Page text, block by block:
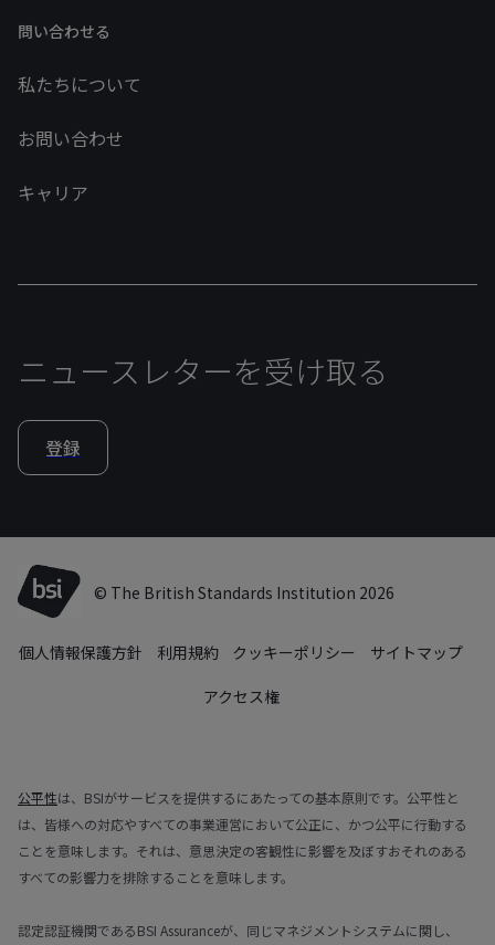
問い合わせる
私たちについて
お問い合わせ
キャリア
ニュースレターを受け取る
登録
© The British Standards Institution 2026
個人情報保護方針 利用規約 クッキーポリシー
サイトマップ
アクセス権
公平性は、BSIがサービスを提供するにあたっての基本原則です。公平性と
は、皆様への対応やすべての事業運営において公正に、かつ公平に行動する
ことを意味します。それは、意思決定の客観性に影響を及ぼすおそれのある
すべての影響力を排除することを意味します。
認定認証機関であるBSI Assuranceが、同じマネジメントシステムに関し、